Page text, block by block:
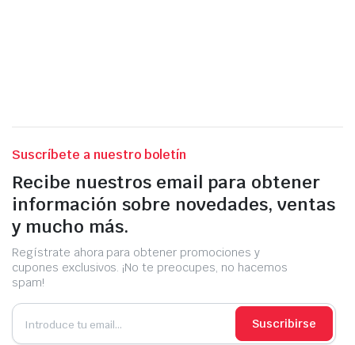
Suscríbete a nuestro boletín
Recibe nuestros email para obtener
información sobre novedades, ventas
y mucho más.
Regístrate ahora para obtener promociones y
cupones exclusivos. ¡No te preocupes, no hacemos
spam!
Suscribirse